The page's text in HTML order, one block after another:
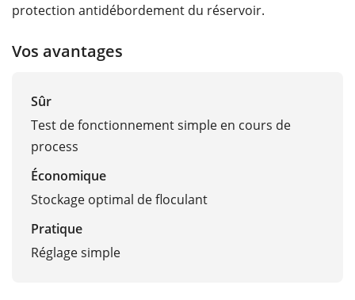
protection antidébordement du réservoir.
Vos avantages
Sûr
Test de fonctionnement simple en cours de
process
Économique
Stockage optimal de floculant
Pratique
Réglage simple